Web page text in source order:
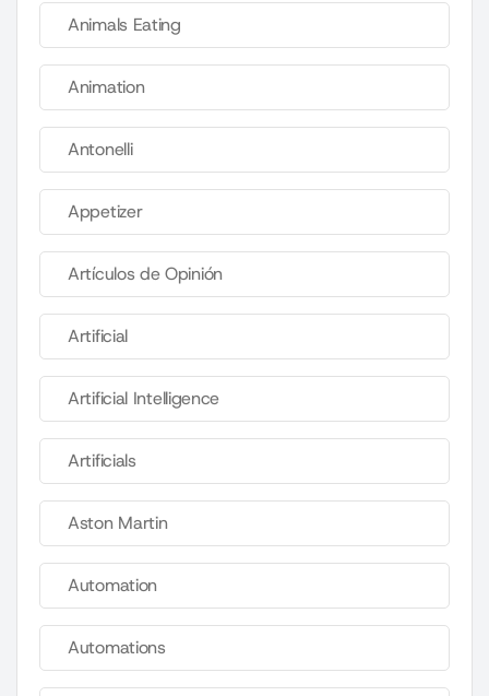
Animals Eating
Animation
Antonelli
Appetizer
Artículos de Opinión
Artificial
Artificial Intelligence
Artificials
Aston Martin
Automation
Automations